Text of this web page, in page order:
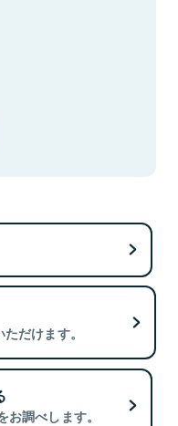
だけます。
調べします。